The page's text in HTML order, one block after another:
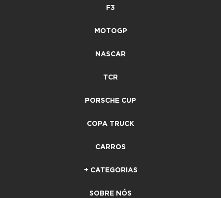
F3
MOTOGP
NASCAR
TCR
PORSCHE CUP
COPA TRUCK
CARROS
+ CATEGORIAS
SOBRE NÓS